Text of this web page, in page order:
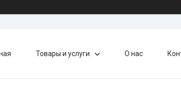
Товары и услуги О нас